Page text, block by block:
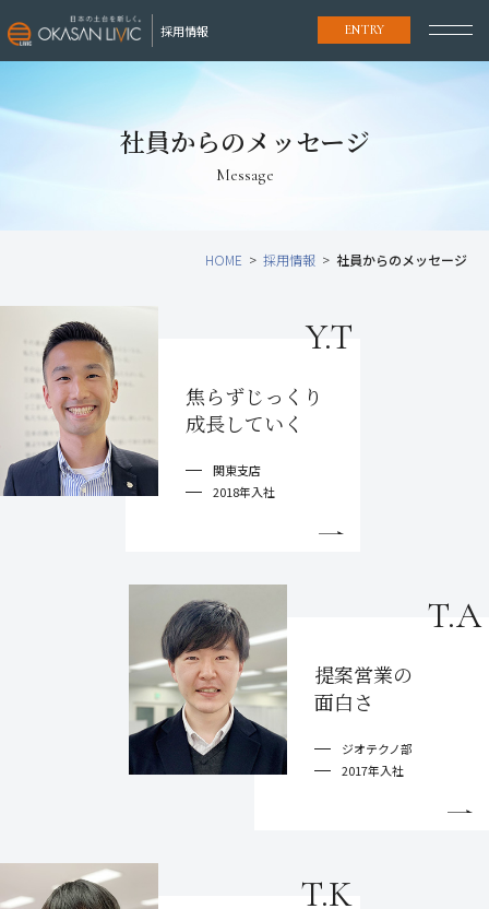
採用情報 ENTRY
社員からのメッセージ
Message
HOME 採用情報 社員からのメッセージ
Y.T
焦らずじっくり
成長していく
関東支店
2018年入社
T.A
提案営業の
面白さ
ジオテクノ部
2017年入社
T.K